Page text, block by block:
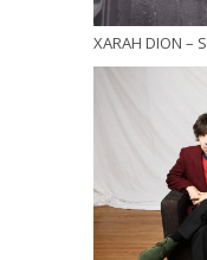
XARAH DION